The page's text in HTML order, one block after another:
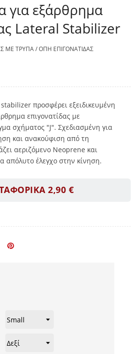
για εξάρθρημα
Lateral Stabilizer
ΜΕ ΤΡΎΠΑ / ΟΠΉ ΕΠΙΓΟΝΑΤΊΔΑΣ
προσφέρει εξειδικευμένη
επιγονατίδας με
σχήματος "J". Σχεδιασμένη για
και ανακούφιση από τη
αεριζόμενο Neoprene και
απόλυτο έλεγχο στην κίνηση.
2,90 €